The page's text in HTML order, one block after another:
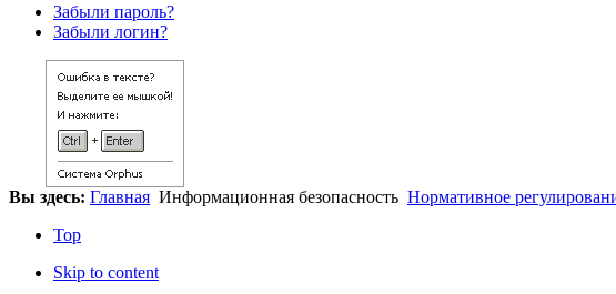
Забыли пароль?
Забыли логин?
Вы здесь: Главная Информационная безопасность Нормативное
Top
Skip to content